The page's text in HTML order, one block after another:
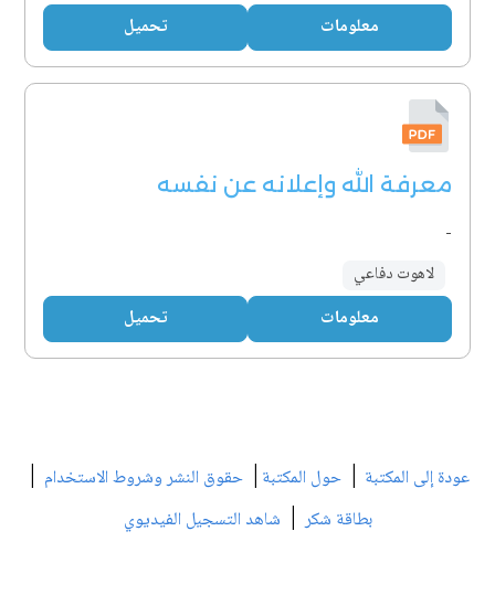
معلومات تحميل
معرفة الله وإعلانه عن نفسه
-
لاهوت دفاعي
معلومات تحميل
عودة إلى المكتبة | حول المكتبة | حقوق النشر وشروط الاستخدام |
بطاقة شكر| شاهد التسجيل الفيديوي